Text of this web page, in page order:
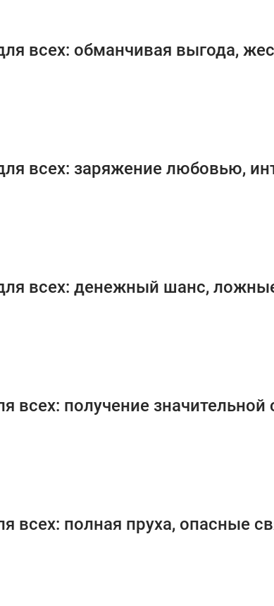
всех: обманчивая выгода,
всех: заряжение любовью,
всех: денежный шанс,
всех: получение
всех: полная пруха, опасные